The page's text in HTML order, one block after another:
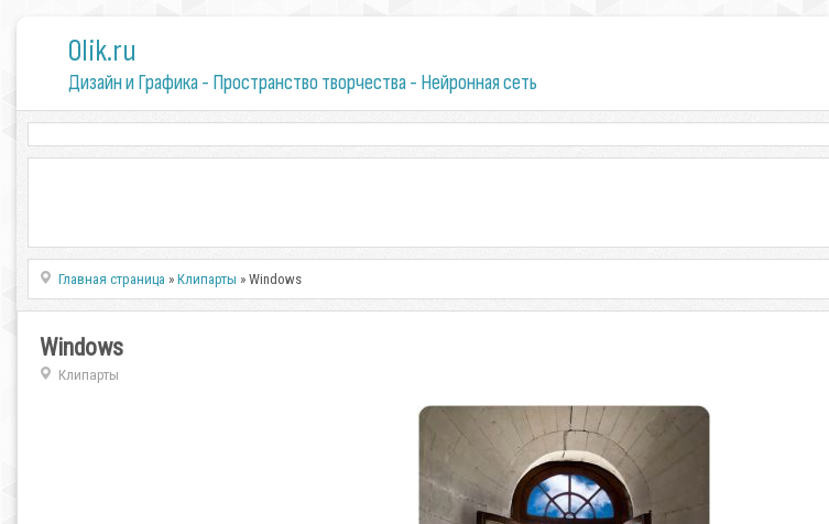
0lik.ru
Дизайн и Графика - Пространство творчества - Нейронная сеть
Главная страница »Клипарты » Windows
Windows
Клипарты